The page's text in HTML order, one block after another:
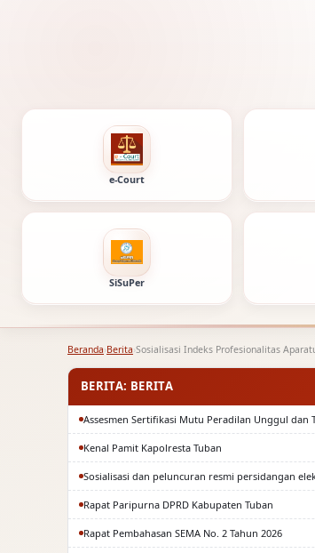
e-Court
SiSuPer
Beranda›Berita›
BERITA: BERITA
Assesmen Sertifikasi Mutu Peradilan Unggul dan
Kenal Pamit Kapolresta Tuban
Sosialisasi dan peluncuran resmi persidangan
Rapat Paripurna DPRD Kabupaten Tuban
Rapat Pembahasan SEMA No. 2 Tahun 2026